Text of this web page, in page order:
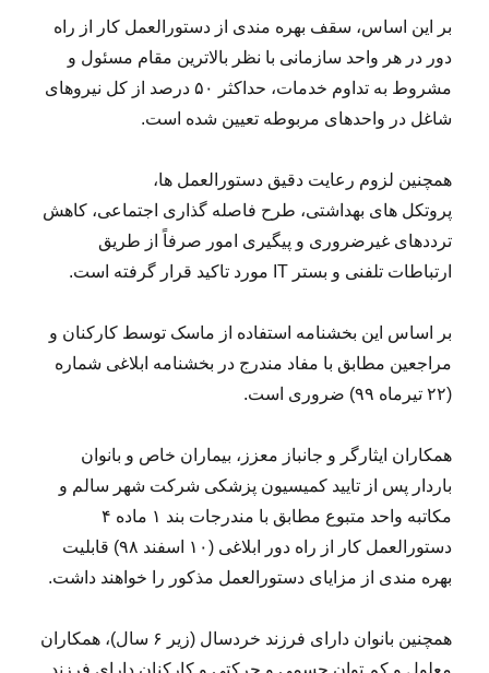
بر این اساس، سقف بهره مندی از دستورالعمل کار از راه
دور در هر واحد سازمانی با نظر بالاترین مقام مسئول و
مشروط به تداوم خدمات، حداکثر ۵۰ درصد از کل نیروهای
شاغل در واحدهای مربوطه تعیین شده است.
همچنین لزوم رعایت دقیق دستورالعمل ها،
پروتکل های بهداشتی، طرح فاصله گذاری اجتماعی، کاهش
ترددهای غیرضروری و پیگیری امور صرفاً از طریق
ارتباطات تلفنی و بستر IT مورد تاکید قرار گرفته است.
بر اساس این بخشنامه استفاده از ماسک توسط کارکنان و
مراجعین مطابق با مفاد مندرج در بخشنامه ابلاغی شماره
(۲۲ تیرماه ۹۹) ضروری است.
همکاران ایثارگر و جانباز معزز، بیماران خاص و بانوان
باردار پس از تایید کمیسیون پزشکی شرکت شهر سالم و
مکاتبه واحد متبوع مطابق با مندرجات بند ۱ ماده ۴
دستورالعمل کار از راه دور ابلاغی (۱۰ اسفند ۹۸) قابلیت
بهره مندی از مزایای دستورالعمل مذکور را خواهند داشت.
همچنین بانوان دارای فرزند خردسال (زیر ۶ سال)، همکاران
معلول و کم توان جسمی و حرکتی و کارکنان دارای فرزند